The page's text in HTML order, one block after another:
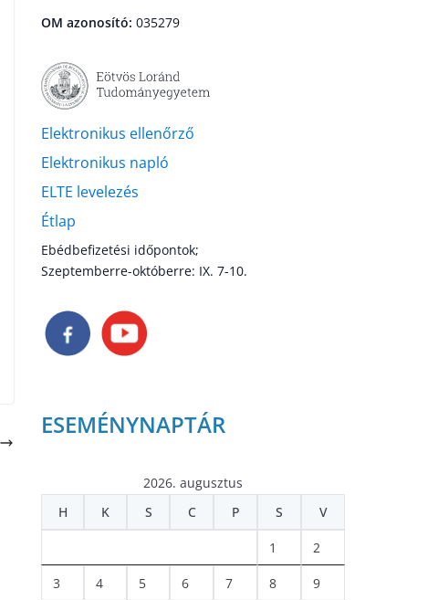
OM azonosító: 035279
Elektronikus ellenőrző
Elektronikus napló
ELTE levelezés
Étlap
Ebédbefizetési időpontok;
Szeptemberre-októberre: IX. 7-10.
ESEMÉNYNAPTÁR
2026. augusztus
H
K S C P S V
1 2
3 4 5 6 7 8 9